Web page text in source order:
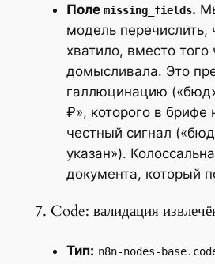
Поле missing_fields.
модель перечислить,
хватило, вместо того
домысливала. Это
галлюцинацию
₽», которого в брифе
честный сигнал
указан»).
документа, который
7. Code: валидация
Тип: n8n-nodes-